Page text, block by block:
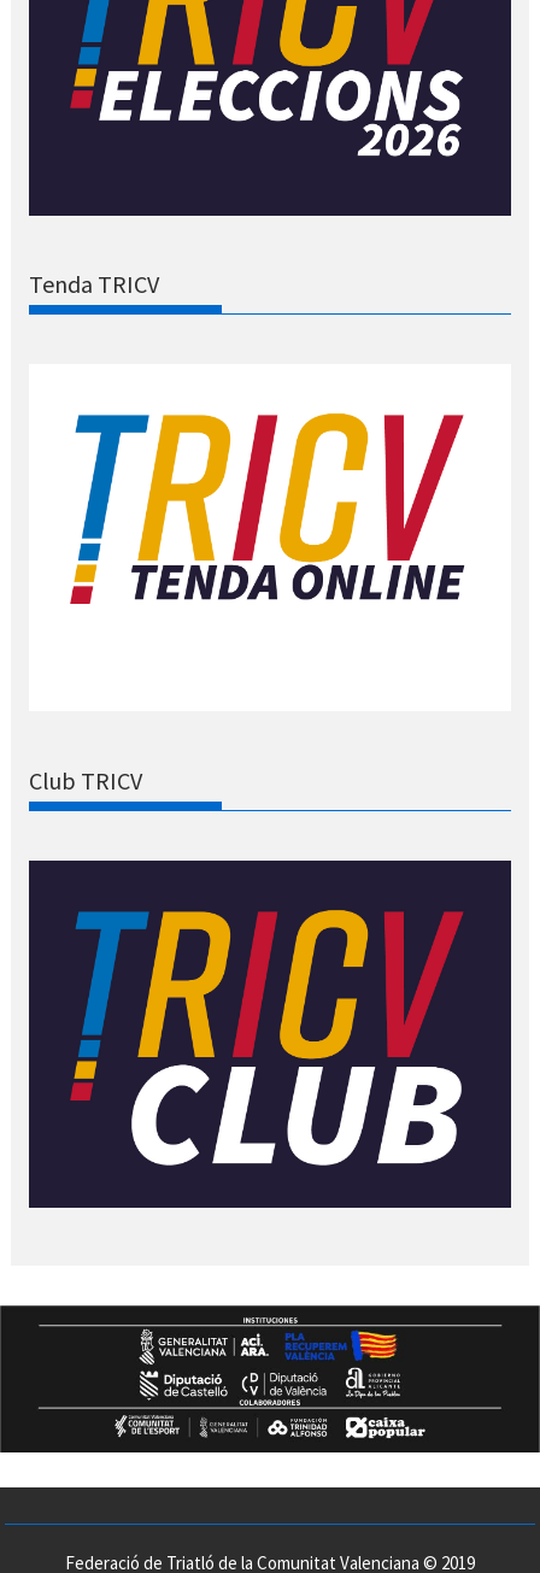
Tenda TRICV
Club TRICV
Federació de Triatló de la Comunitat Valenciana © 2019